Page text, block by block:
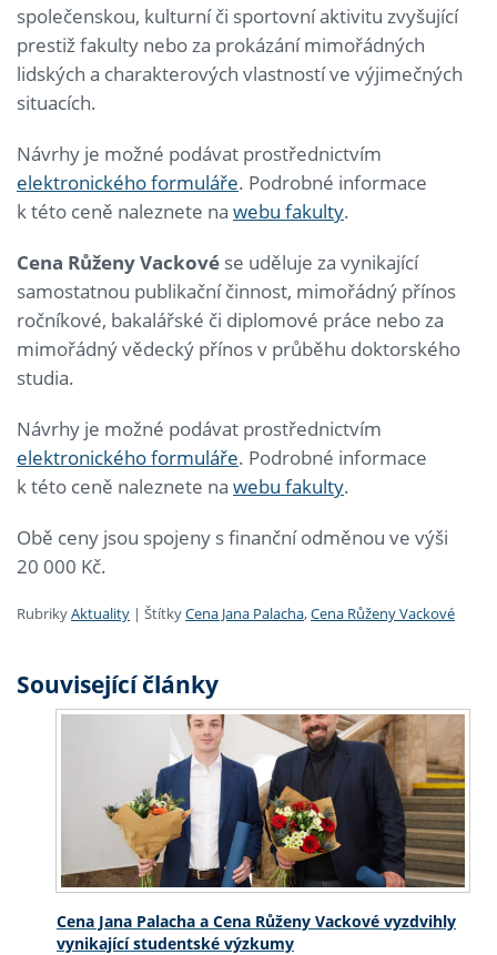
společenskou, kulturní či sportovní aktivitu zvyšující
prestiž fakulty nebo za prokázání mimořádných
lidských a charakterových vlastností ve výjimečných
situacích.
Návrhy je možné podávat prostřednictvím
elektronického formuláře. Podrobné informace
k této ceně naleznete na webu fakulty.
Cena Růženy Vackové se uděluje za vynikající
samostatnou publikační činnost, mimořádný přínos
ročníkové, bakalářské či diplomové práce nebo za
mimořádný vědecký přínos v průběhu doktorského
studia.
Návrhy je možné podávat prostřednictvím
elektronického formuláře. Podrobné informace
k této ceně naleznete na webu fakulty.
Obě ceny jsou spojeny s finanční odměnou ve výši
20 000 Kč.
RubrikyAktuality | ŠtítkyCena Jana Palacha,Cena Růženy Vackové
Související články
Cena Jana Palacha a Cena Růženy Vackové vyzdvihly
vynikající studentské výzkumy